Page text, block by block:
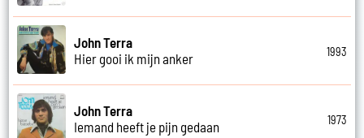
John Terra
Hier gooi ik mijn anker
1993
John Terra
Iemand heeft je pijn gedaan
1973